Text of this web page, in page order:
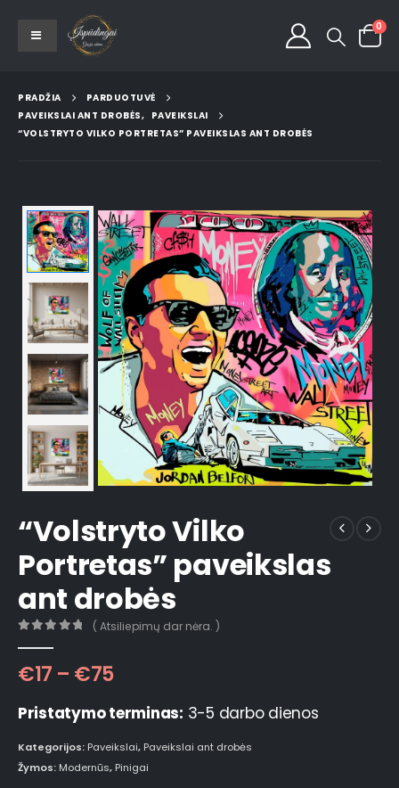
0
PRADŽIA
PARDUOTUVĖ
PAVEIKSLAI ANT DROBĖS, PAVEIKSLAI
“VOLSTRYTO VILKO PORTRETAS” PAVEIKSLAS ANT DROBĖS
“Volstryto Vilko
Portretas” paveikslas
ant drobės
( Atsiliepimų dar nėra. )
€17 – €75
Pristatymo terminas: 3-5 darbo dienos
Kategorijos: Paveikslai, Paveikslai ant drobės
Žymos: Modernūs, Pinigai